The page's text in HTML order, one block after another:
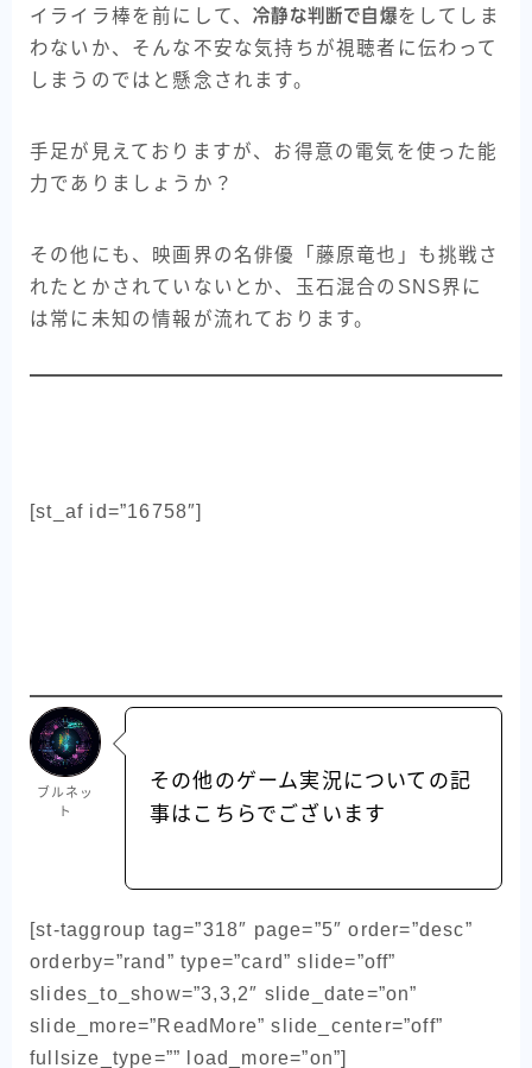
イライラ棒を前にして、冷静な判断で自爆をしてしま
わないか、そんな不安な気持ちが視聴者に伝わって
しまうのではと懸念されます。
手足が見えておりますが、お得意の電気を使った能
力でありましょうか？
その他にも、映画界の名俳優「藤原竜也」も挑戦さ
れたとかされていないとか、玉石混合のSNS界に
は常に未知の情報が流れております。
[st_af id=”16758″]
ブルネッ
ト
その他のゲーム実況についての記
事はこちらでございます
[st-taggroup tag=”318″ page=”5″ order=”desc”
orderby=”rand” type=”card” slide=”off”
slides_to_show=”3,3,2″ slide_date=”on”
slide_more=”ReadMore” slide_center=”off”
fullsize_type=”” load_more=”on”]